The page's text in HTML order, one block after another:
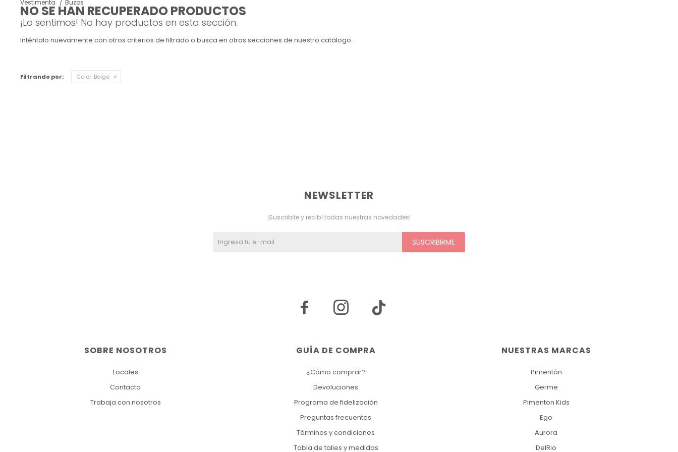
Vestimenta Buzos
NO SE HAN RECUPERADO PRODUCTOS
¡Lo sentimos! No hay productos en esta sección.
Inténtalo nuevamente con otros criterios de filtrado o busca en otras secciones de nuestro catálogo.
Filtrando por: Color: Beige
NUESTRAS MARCAS
Pimentón
Germe
Pimenton Kids
Ego
Aurora
DelRio
GUÍA DE COMPRA
¿Cómo comprar?
Devoluciones
Programa de fidelización
Preguntas frecuentes
Términos y condiciones
Tabla de talles y medidas
SOBRE NOSOTROS
Locales
Contacto
Trabaja con nosotros
NEWSLETTER
¡Suscribite y recibí todas nuestras novedades!
SUSCRIBIRME
 
Ver todo
Maternal
Culotteless
Multiforma
Sin Bretel
Remeras
Camisas
Otros
Belleza
Bolsos y Carteras
Violeta
Verde